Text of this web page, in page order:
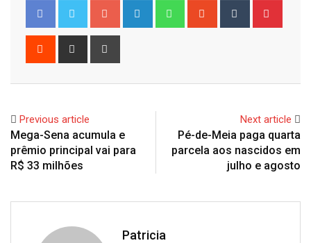
Google+ LinkedIn WhatsappStumbleUpon
Tumblr
Reddit
Share
Previous article
Mega-Sena acumula e
prêmio principal vai para
R$ 33 milhões
Next article
Pé-de-Meia paga quarta
parcela aos nascidos em
julho e agosto
Patricia